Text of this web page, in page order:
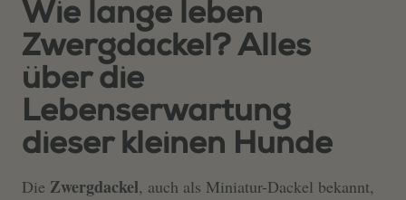
Wie lange leben
Zwergdackel? Alles
über die
Lebenserwartung
dieser kleinen Hunde
Die Zwergdackel, auch als Miniatur-Dackel bekannt,